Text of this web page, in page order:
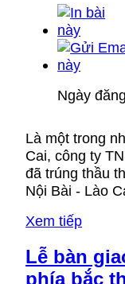
Ngày đăng
Là một trong
Cai, công ty
đã trúng thầu
Nội Bài - Lào
Xem tiếp
Lễ bàn
phía bắc